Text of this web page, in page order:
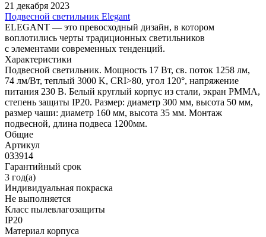
21 декабря 2023
Подвесной светильник Elegant
ELEGANT — это превосходный дизайн, в котором
воплотились черты традиционных светильников
с элементами современных тенденций.
Характеристики
Подвесной светильник. Мощность 17 Вт, св. поток 1258 лм,
74 лм/Вт, теплый 3000 K, CRI>80, угол 120°, напряжение
питания 230 В. Белый круглый корпус из стали, экран PMMA,
степень защиты IP20. Размер: диаметр 300 мм, высота 50 мм,
размер чаши: диаметр 160 мм, высота 35 мм. Монтаж
подвесной, длина подвеса 1200мм.
Общие
Артикул
033914
Гарантийный срок
3 год(а)
Индивидуальная покраска
Не выполняется
Класс пылевлагозащиты
IP20
Материал корпуса